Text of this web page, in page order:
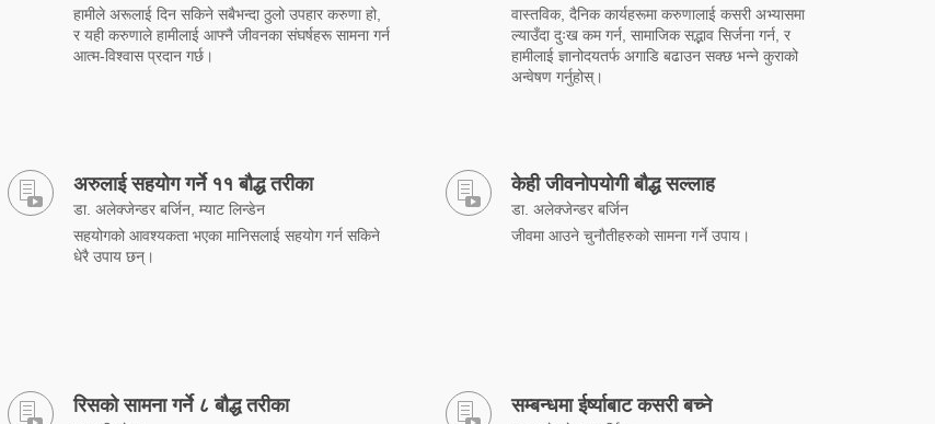
हामीले अरूलाई दिन सकिने सबैभन्दा ठुलो उपहार करुणा हो,
र यही करुणाले हामीलाई आफ्नै जीवनका संघर्षहरू सामना गर्न
आत्म-विश्वास प्रदान गर्छ।
वास्तविक, दैनिक कार्यहरूमा करुणालाई कसरी अभ्यासमा
ल्याउँदा दुःख कम गर्न, सामाजिक सद्भाव सिर्जना गर्न, र
हामीलाई ज्ञानोदयतर्फ अगाडि बढाउन सक्छ भन्ने कुराको
अन्वेषण गर्नुहोस्।
अरुलाई सहयोग गर्ने ११ बौद्ध तरीका
डा. अलेक्जेन्डर बर्जिन, म्याट लिन्डेन
सहयोगको आवश्यकता भएका मानिसलाई सहयोग गर्न सकिने
धेरै उपाय छन्।
केही जीवनोपयोगी बौद्ध सल्लाह
डा. अलेक्जेन्डर बर्जिन
जीवमा आउने चुनौतीहरुको सामना गर्ने उपाय।
रिसको सामना गर्ने ८ बौद्ध तरीका सम्बन्धमा ईर्ष्याबाट कसरी बच्ने